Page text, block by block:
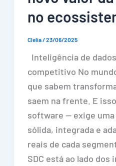
no
Clelia/23/06/2025
Inteligência de
competitivo No
que sabem
saem na frente. E
software — exige
sólida, integrada e
reais de cada
SDC está ao lado dos